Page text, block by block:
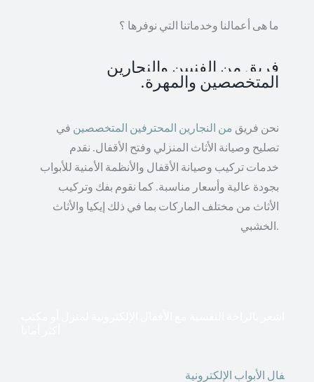
ما هى أعمالنا وخدماتنا التي نوفرها ؟
فريق من الفنيين والنجارين
المتخصصين والمهرة.
نحن فريق من النجارين المحترفين المتخصصين في
تصليح وصيانة الأثاث المنزلي وفتح الأقفال. نقدم
خدمات تركيب وصيانة الأقفال والأنظمة الأمنية للأبواب
بجودة عالية وأسعار مناسبة. كما نقوم بفك وتركيب
الأثاث من مختلف الماركات بما في ذلك إيكيا والأثاث
الخشبي.
فال الأبواب الإلكترونية